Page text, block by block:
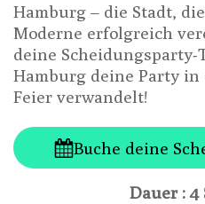
Hamburg – die Stadt,
Moderne erfolgreich
deine
Hamburg deine Party
Feier verwandelt!
Buche deine
Dauer : 4